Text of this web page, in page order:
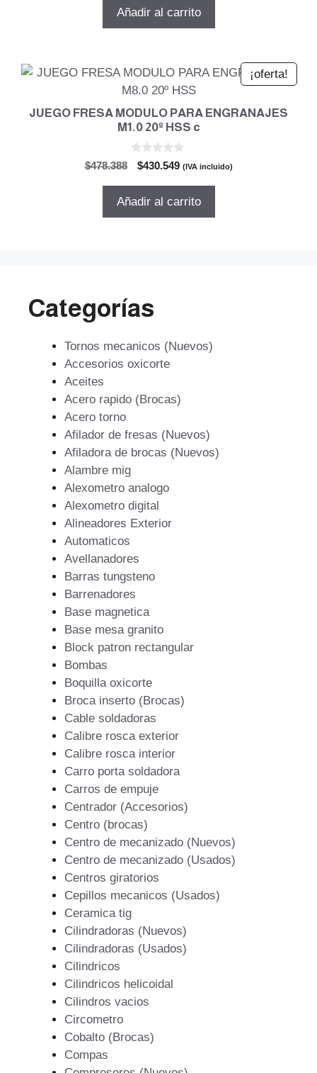
original
actual
Añadir al carrito
¡oferta!
JUEGO FRESA MODULO PARA ENGRANAJES
M1.0 20º HSS c
$478.388
El
original
$430.549El
actual
(IVA incluido)
Añadir al carrito
Categorías
Tornos mecanicos (Nuevos)
Accesorios oxicorte
Aceites
Acero rapido (Brocas)
Acero torno
Afilador de fresas (Nuevos)
Afiladora de brocas (Nuevos)
Alambre mig
Alexometro analogo
Alexometro digital
Alineadores Exterior
Automaticos
Avellanadores
Barras tungsteno
Barrenadores
Base magnetica
Base mesa granito
Block patron rectangular
Bombas
Boquilla oxicorte
Broca inserto (Brocas)
Cable soldadoras
Calibre rosca exterior
Calibre rosca interior
Carro porta soldadora
Carros de empuje
Centrador (Accesorios)
Centro (brocas)
Centro de mecanizado (Nuevos)
Centro de mecanizado (Usados)
Centros giratorios
Cepillos mecanicos (Usados)
Ceramica tig
Cilindradoras (Nuevos)
Cilindradoras (Usados)
Cilindricos
Cilindricos helicoidal
Cilindros vacios
Circometro
Cobalto (Brocas)
Compas